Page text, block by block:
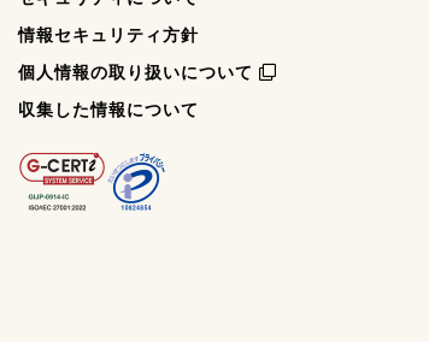
情報セキュリティ方針
個人情報の取り扱いについて
収集した情報について